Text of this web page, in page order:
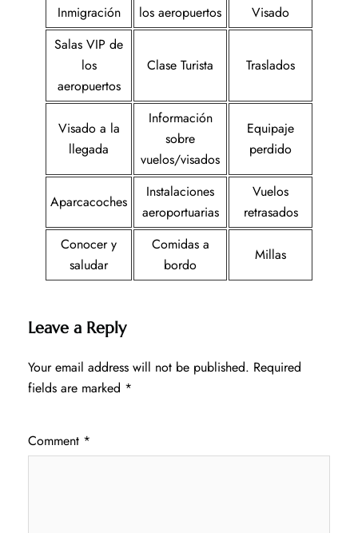
Inmigración
los aeropuertos
Visado
Salas VIP de
los
aeropuertos
Clase Turista Traslados
Visado a la
llegada
Información
sobre
vuelos/visados
Equipaje
perdido
Aparcacoches
Instalaciones
aeroportuarias
Vuelos
retrasados
Conocer y
saludar
Comidas a
bordo
Millas
Leave a Reply
Your email address will not be published. Required
fields are marked *
Comment *